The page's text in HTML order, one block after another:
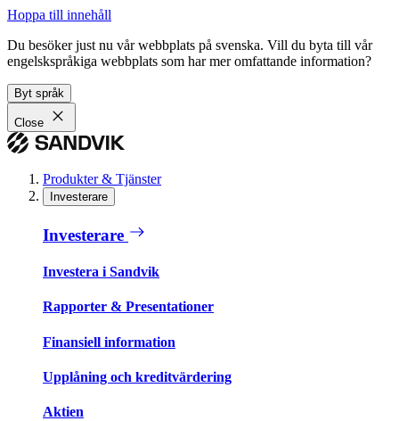
Hoppa till innehåll
Du besöker just nu vår webbplats på svenska. Vill du byta till vår
engelskspråkiga webbplats som har mer omfattande information?
Byt språk
Close
Produkter & Tjänster
Investerare
Investerare
Investera i Sandvik
Rapporter & Presentationer
Finansiell information
Upplåning och kreditvärdering
Aktien